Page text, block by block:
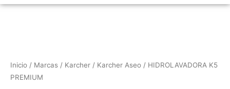
Inicio / Marcas / Karcher / Karcher Aseo / HIDROLAVADORA K5
PREMIUM